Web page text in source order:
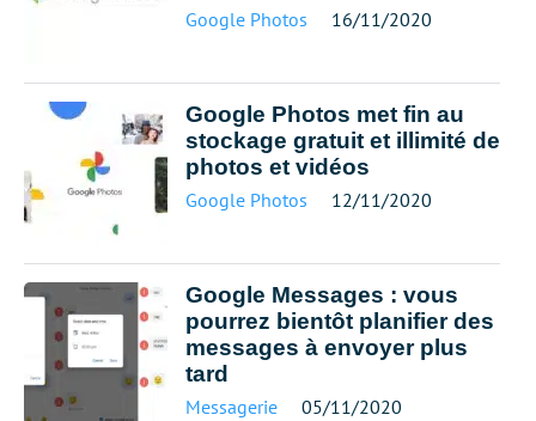
Google Photos 16/11/2020
Google Photos met fin au
stockage gratuit et illimité de
photos et vidéos
Google Photos 12/11/2020
Google Messages : vous
pourrez bientôt planifier des
messages à envoyer plus
tard
Messagerie 05/11/2020